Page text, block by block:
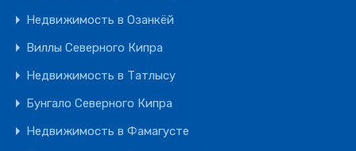
Недвижимость в Озанкёй
Виллы Северного Кипра
Недвижимость в Татлысу
Бунгало Северного Кипра
Недвижимость в Фамагусте